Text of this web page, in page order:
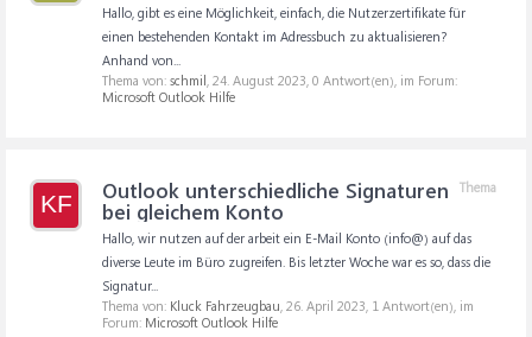
Hallo, gibt es eine Möglichkeit, einfach, die Nutzerzertifikate für
einen bestehenden Kontakt im Adressbuch zu aktualisieren?
Anhand von...
Thema von: schmil, 24. August 2023, 0 Antwort(en), im Forum:
Microsoft Outlook Hilfe
KF
Thema
Outlook unterschiedliche Signaturen
bei gleichem Konto
Hallo, wir nutzen auf der arbeit ein E-Mail Konto (info@) auf das
diverse Leute im Büro zugreifen. Bis letzter Woche war es so, dass die
Signatur...
Thema von: Kluck Fahrzeugbau, 26. April 2023, 1 Antwort(en), im
Forum: Microsoft Outlook Hilfe